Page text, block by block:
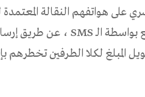
على هواتفهم النقالة
المبلغ لكلا الطرفين تخطرهم